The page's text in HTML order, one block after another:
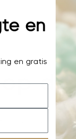
je
en
en gratis